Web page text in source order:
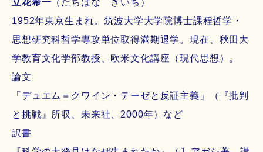
1952年東京生まれ。筑波大学大学院博士課程哲学・
思想研究科哲学専攻単位取得満期退学。現在、秋田大
学教育文化学部教授、欧米文化講座（現代思想）。
論文
「デュエム＝クワイン・テーゼと反証主義」（『批判
と挑戦』所収、未来社、2000年）など
訳書